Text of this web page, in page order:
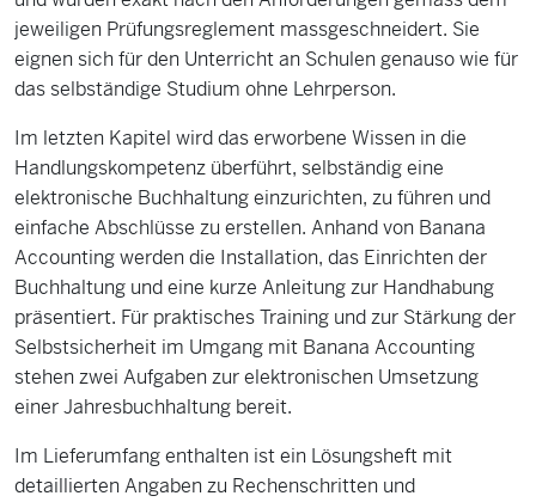
jeweiligen Prüfungsreglement massgeschneidert. Sie
eignen sich für den Unterricht an Schulen genauso wie für
das selbständige Studium ohne Lehrperson.
Im letzten Kapitel wird das erworbene Wissen in die
Handlungskompetenz überführt, selbständig eine
elektronische Buchhaltung einzurichten, zu führen und
einfache Abschlüsse zu erstellen. Anhand von Banana
Accounting werden die Installation, das Einrichten der
Buchhaltung und eine kurze Anleitung zur Handhabung
präsentiert. Für praktisches Training und zur Stärkung der
Selbstsicherheit im Umgang mit Banana Accounting
stehen zwei Aufgaben zur elektronischen Umsetzung
einer Jahresbuchhaltung bereit.
Im Lieferumfang enthalten ist ein Lösungsheft mit
detaillierten Angaben zu Rechenschritten und